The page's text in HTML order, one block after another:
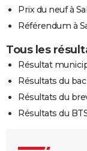
Prix du neuf à
Référendum à
Tous les
Résultat
Résultats du
Résultats du
Résultats du